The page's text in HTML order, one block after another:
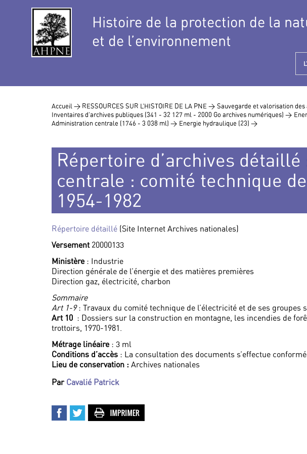
Histoire de la protection de la
et de l’environnement
Accueil > RESSOURCES SUR L’HISTOIRE DE LA PNE > Sauvegarde et valorisation
Inventaires d’archives publiques (341 - 32 127 ml - 2000 Go archives numériques) >
Administration centrale (1746 - 3 038 ml) > Energie hydraulique (23) >
Répertoire d’archives
centrale : comité technique
1954-1982
Répertoire détaillé (Site Internet Archives nationales)
Versement 20000133
Ministère: Industrie
Direction générale de l’énergie et des matières premières
Direction gaz, électricité, charbon
Sommaire
Art 1-9: Travaux du comité technique de l’électricité et de ses groupes
Art 10 : Dossiers sur la construction en montagne, les incendies de
trottoirs, 1970-1981.
Métrage linéaire: 3 ml
Conditions d’accès : La consultation des documents s’effectue
Lieu de conservation : Archives nationales
Par Cavalié Patrick